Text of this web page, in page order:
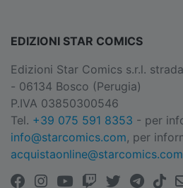
EDIZIONI STAR COMICS
Edizioni Star Comics s.r.l.
- 06134 Bosco (Perugia)
P.IVA 03850300546
Tel. +39 075 591 8353 - per
info@starcomics.com, per
acquistaonline@starcomics.com